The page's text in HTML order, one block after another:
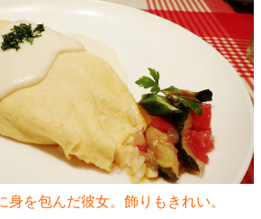
身を包んだ彼女。飾りもきれい。